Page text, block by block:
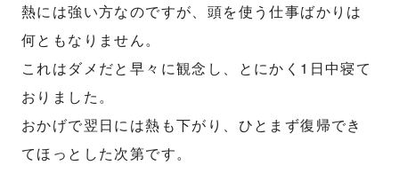
熱には強い方なのですが、頭を使う仕事ばかりは
何ともなりません。
これはダメだと早々に観念し、とにかく1日中寝て
おりました。
おかげで翌日には熱も下がり、ひとまず復帰でき
てほっとした次第です。